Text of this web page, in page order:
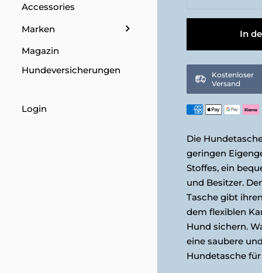
Accessories
Marken
Magazin
Hundeversicherungen
Login
Senfgelb
In
Kostenloser
Versand
Die
geringen
Stoffes, ein
und Besitzer.
Tasche gibt
dem flexiblen
Hund sichern.
eine saubere
Hundetasche